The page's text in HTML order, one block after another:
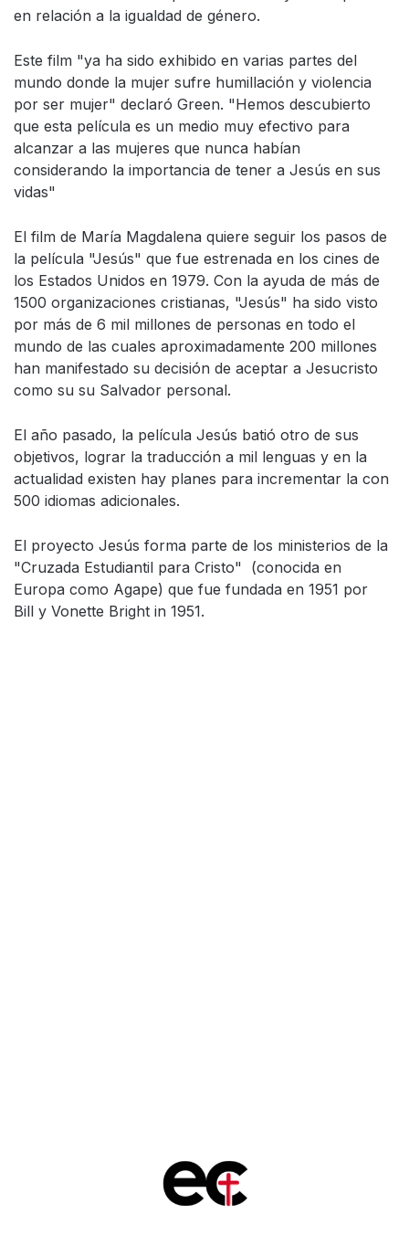
en relación a la igualdad de género.
Este film "ya ha sido exhibido en varias partes del
mundo donde la mujer sufre humillación y violencia
por ser mujer" declaró Green. "Hemos descubierto
que esta película es un medio muy efectivo para
alcanzar a las mujeres que nunca habían
considerando la importancia de tener a Jesús en sus
vidas"
El film de María Magdalena quiere seguir los pasos de
la película "Jesús" que fue estrenada en los cines de
los Estados Unidos en 1979. Con la ayuda de más de
1500 organizaciones cristianas, "Jesús" ha sido visto
por más de 6 mil millones de personas en todo el
mundo de las cuales aproximadamente 200 millones
han manifestado su decisión de aceptar a Jesucristo
como su su Salvador personal.
El año pasado, la película Jesús batió otro de sus
objetivos, lograr la traducción a mil lenguas y en la
actualidad existen hay planes para incrementar la con
500 idiomas adicionales.
El proyecto Jesús forma parte de los ministerios de la
"Cruzada Estudiantil para Cristo" (conocida en
Europa como Agape) que fue fundada en 1951 por
Bill y Vonette Bright in 1951.